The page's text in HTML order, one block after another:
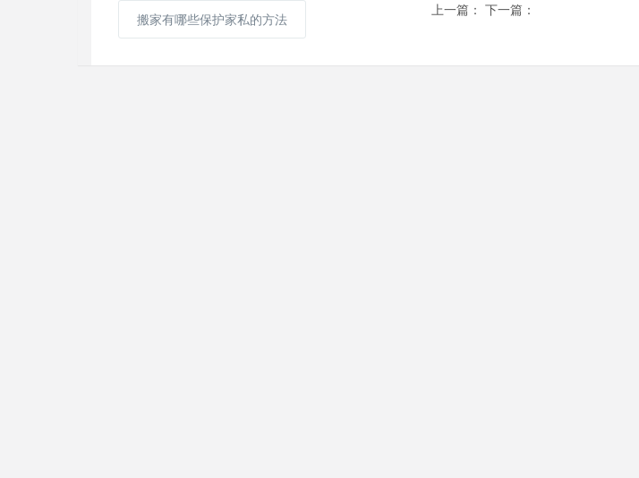
上一篇：
搬家有哪些保护家私的方法
下一篇：